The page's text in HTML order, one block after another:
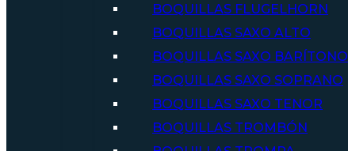
BOQUILLAS FLUGELHORN
BOQUILLAS SAXO ALTO
BOQUILLAS SAXO BARÍTONO
BOQUILLAS SAXO SOPRANO
BOQUILLAS SAXO TENOR
BOQUILLAS TROMBÓN